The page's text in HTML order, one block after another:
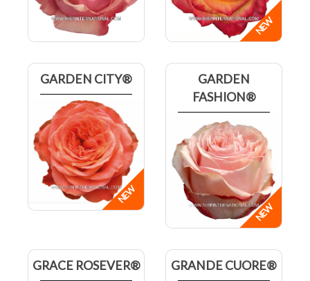
GARDEN CITY®
GARDEN
FASHION®
GRACE ROSEVER® GRANDE CUORE®